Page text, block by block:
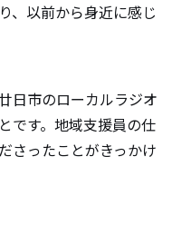
、以前から身近に感じ
日市のローカルラジオ
です。地域支援員の仕
さったことがきっかけ